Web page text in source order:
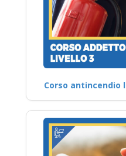
Corso antincendio